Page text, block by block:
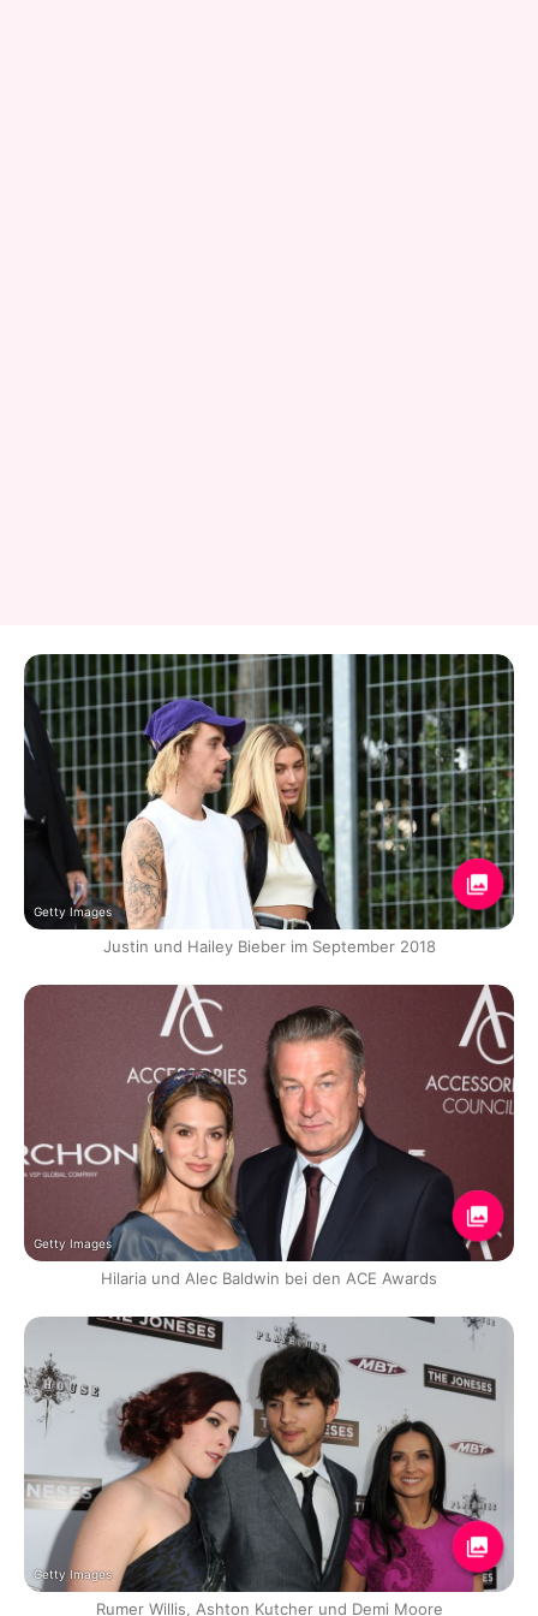
Getty Images
Justin und Hailey Bieber im September 2018
Getty Images
Hilaria und Alec Baldwin bei den ACE Awards
Getty Images
Rumer Willis, Ashton Kutcher und Demi Moore